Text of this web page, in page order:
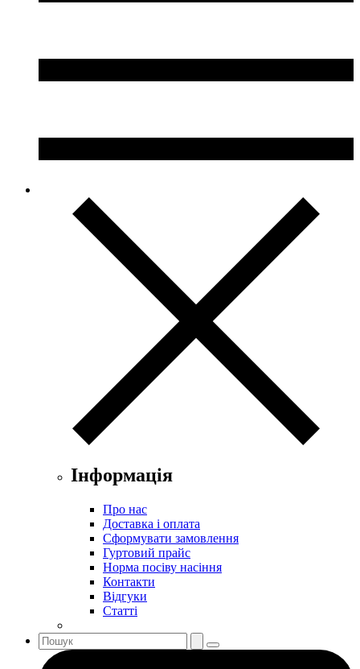
Інформація
Про нас
Доставка і оплата
Сформувати замовлення
Гуртовий прайс
Норма посіву насіння
Контакти
Відгуки
Статті